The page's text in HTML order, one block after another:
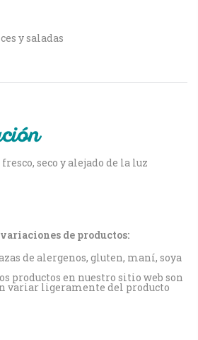
y saladas
seco y alejado de la luz
de productos:
de alergenos, gluten, maní, soya
productos en nuestro sitio web son
variar ligeramente del producto